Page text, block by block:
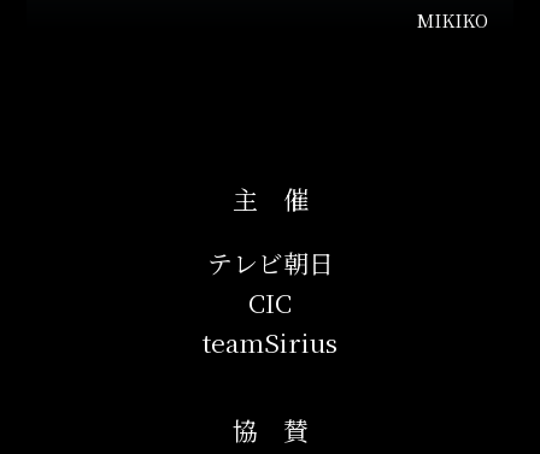
ツアー最終公演となる横浜公演2月19日（月）の模様を
佐賀会場のグッズ販売時間（グッズ電子整理券をお持ち
MIKIKO
主 催
テレビ朝日
CIC
teamSirius
協 賛